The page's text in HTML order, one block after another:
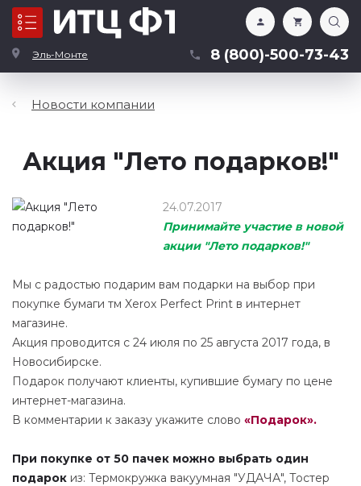
Эль-Монте 8 (800)-500-73-43
Каталог
Новости компании
Акция "Лето подарков!"
24.07.2017
Принимайте участие в новой
акции "Лето подарков!"
Мы с радостью подарим вам подарки на выбор при
покупке бумаги тм Xerox Perfect Print в интернет
магазине.
Акция проводится с 24 июля по 25 августа 2017 года, в
Новосибирске.
Подарок получают клиенты, купившие бумагу по цене
интернет-магазина.
В комментарии к заказу укажите слово «Подарок».
При покупке от 50 пачек можно выбрать один
подарок из: Термокружка вакуумная "УДАЧА", Тостер